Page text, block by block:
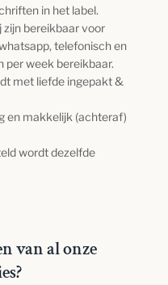
in het label.
zijn bereikbaar voor
telefonisch en
per week bereikbaar.
met liefde ingepakt &
en makkelijk (achteraf)
wordt dezelfde
van al onze